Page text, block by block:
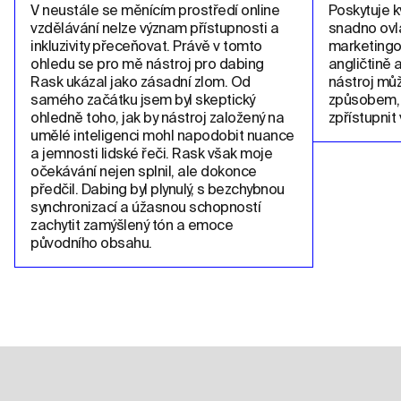
V neustále se měnícím prostředí online
vzdělávání nelze význam přístupnosti a
inkluzivity přeceňovat. Právě v tomto
ohledu se pro mě nástroj pro dabing
Rask ukázal jako zásadní zlom. Od
samého začátku jsem byl skeptický
ohledně toho, jak by nástroj založený na
umělé inteligenci mohl napodobit nuance
a jemnosti lidské řeči. Rask však moje
očekávání nejen splnil, ale dokonce
předčil. Dabing byl plynulý, s bezchybnou
synchronizací a úžasnou schopností
zachytit zamýšlený tón a emoce
původního obsahu.
Poskytuje
snadno
angličtině
nástroj
zpřístupnit